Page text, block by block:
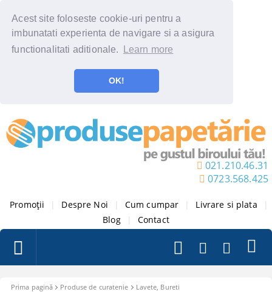
Acest site foloseste cookie-uri pentru a
imbunatati experienta de navigare si a asigura
functionalitati aditionale.
Learn more
OK!
021.210.46.31
0723.568.425
Promoții Despre Noi Cum cumpar Livrare si plata
Blog
Contact
Prima pagină Produse de curatenie Lavete, Bureti